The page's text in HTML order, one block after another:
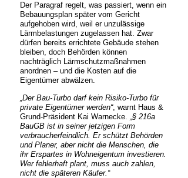
Der Paragraf regelt, was passiert, wenn ein
Bebauungsplan später vom Gericht
aufgehoben wird, weil er unzulässige
Lärmbelastungen zugelassen hat. Zwar
dürfen bereits errichtete Gebäude stehen
bleiben, doch Behörden können
nachträglich Lärmschutzmaßnahmen
anordnen – und die Kosten auf die
Eigentümer abwälzen.
„Der Bau-Turbo darf kein Risiko-Turbo für
private Eigentümer werden“, warnt Haus &
Grund-Präsident Kai Warnecke. „§ 216a
BauGB ist in seiner jetzigen Form
verbraucherfeindlich. Er schützt Behörden
und Planer, aber nicht die Menschen, die
ihr Erspartes in Wohneigentum investieren.
Wer fehlerhaft plant, muss auch zahlen,
nicht die späteren Käufer.“